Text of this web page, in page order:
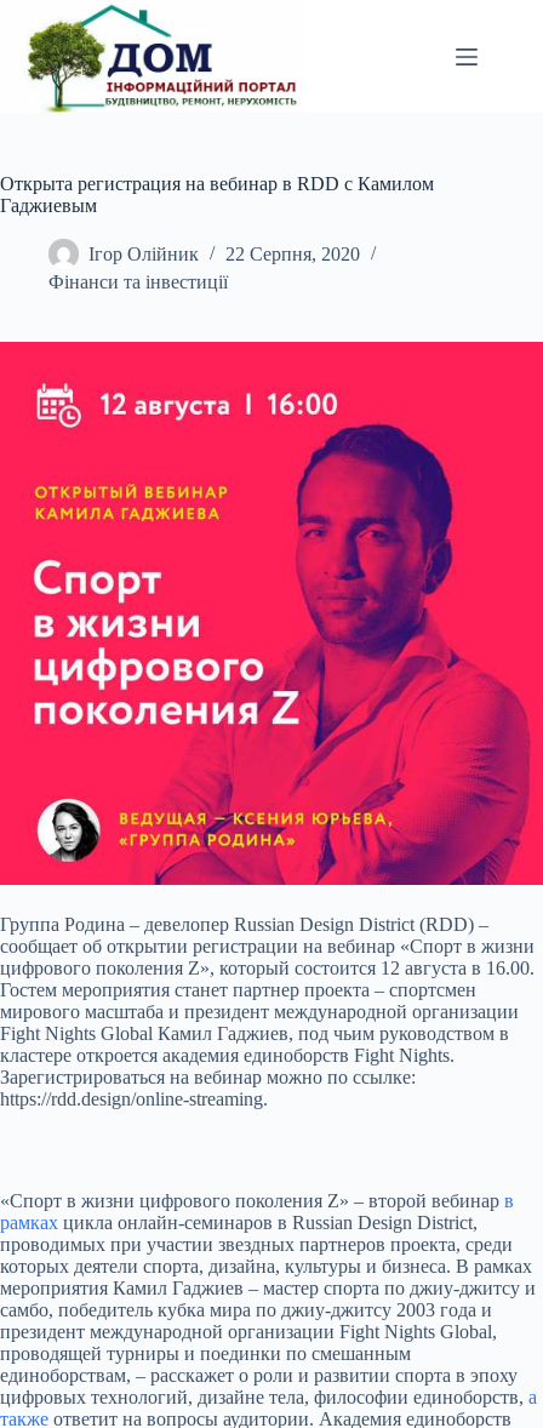
вмісту
Открыта регистрация на вебинар в RDD с Камилом
Гаджиевым
Ігор Олійник
22 Серпня, 2020
Фінанси та інвестиції
Группа Родина – девелопер Russian Design District (RDD) –
сообщает об открытии регистрации на вебинар «Спорт в жизни
цифрового поколения Z», который состоится 12 августа в 16.00.
Гостем мероприятия станет партнер проекта – спортсмен
мирового масштаба и президент международной организации
Fight Nights Global Камил Гаджиев, под чьим руководством в
кластере откроется академия единоборств Fight Nights.
Зарегистрироваться на вебинар можно по ссылке:
https://rdd.design/online-streaming.
«Спорт в жизни цифрового поколения Z» – второй вебинар в
рамках цикла онлайн-семинаров в Russian Design District,
проводимых при участии звездных партнеров проекта, среди
которых деятели спорта, дизайна, культуры и бизнеса. В рамках
мероприятия Камил Гаджиев – мастер спорта по джиу-джитсу и
самбо, победитель кубка мира по джиу-джитсу 2003 года и
президент международной организации Fight Nights Global,
проводящей турниры и поединки по смешанным
единоборствам, – расскажет о роли и развитии спорта в эпоху
цифровых технологий, дизайне тела, философии единоборств, а
также ответит на вопросы аудитории. Академия единоборств